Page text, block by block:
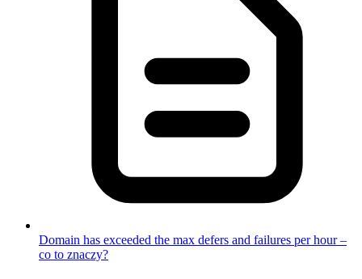
Domain has exceeded the max defers and failures per hour –
co to znaczy?